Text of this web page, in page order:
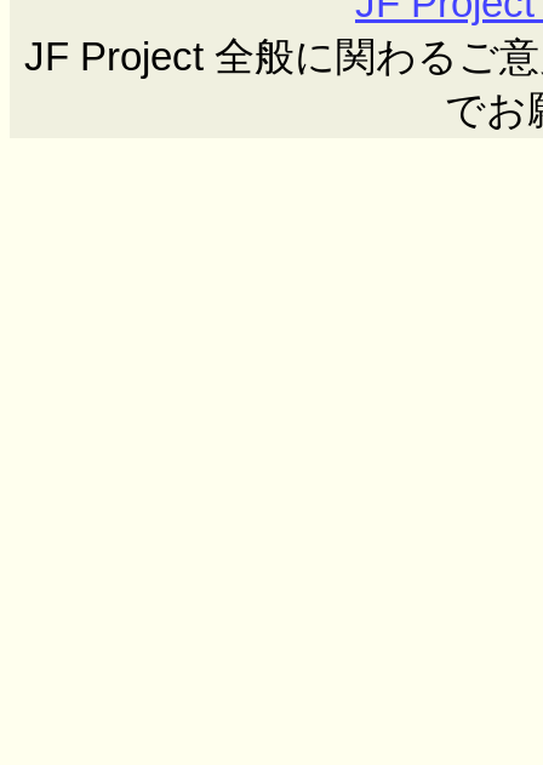
JF Project 全般に関わるご
でお